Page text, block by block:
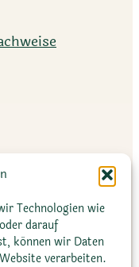
Technologien wie
darauf
können wir Daten
verarbeiten.